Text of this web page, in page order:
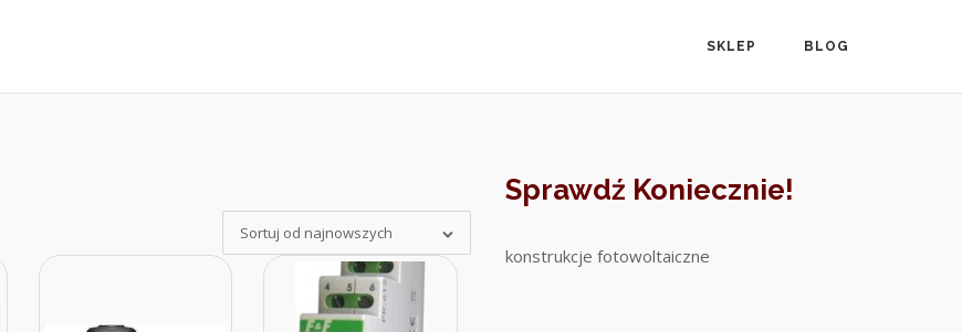
SKLEP BLOG
Sortuj od najnowszych
Sprawdź Koniecznie!
konstrukcje fotowoltaiczne